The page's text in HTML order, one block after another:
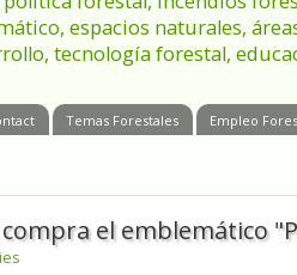
espacios naturales,
tecnología forestal,
Temas Forestales Empleo
el emblemático